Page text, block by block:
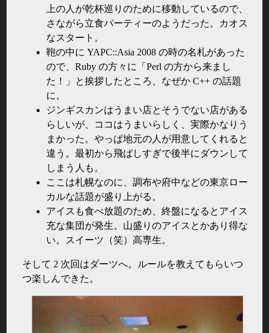
上の人が乾杯巡りのために移動しているので、
さながら立食パーティーのようだった。カオス
なスタート。
鞄の中に YAPC::Asia 2008 の時の名札があった
ので、Ruby の方々に「Perl の方から来まし
た！」と挨拶したところ、なぜか C++ の話題
に。
ジンギスカンはうまい店とそうでない店がある
らしいが、ココはうまいらしく、実際かなりう
まかった。やっぱ地元の人が用意してくれると
違う。最初から飛ばしすぎで後半にダウンして
しまう人も。
ここは札幌なのに、調布や府中などの東京ロー
カルな話題が盛り上がる。
アイスも食べ放題のため、終盤になるとアイス
充な集団が発生。山盛りのアイスとかあり得な
い。スイーツ（笑）高専生。
そして 2 次回はダーツへ。ルールを教えてもらいつ
つ楽しんできた。